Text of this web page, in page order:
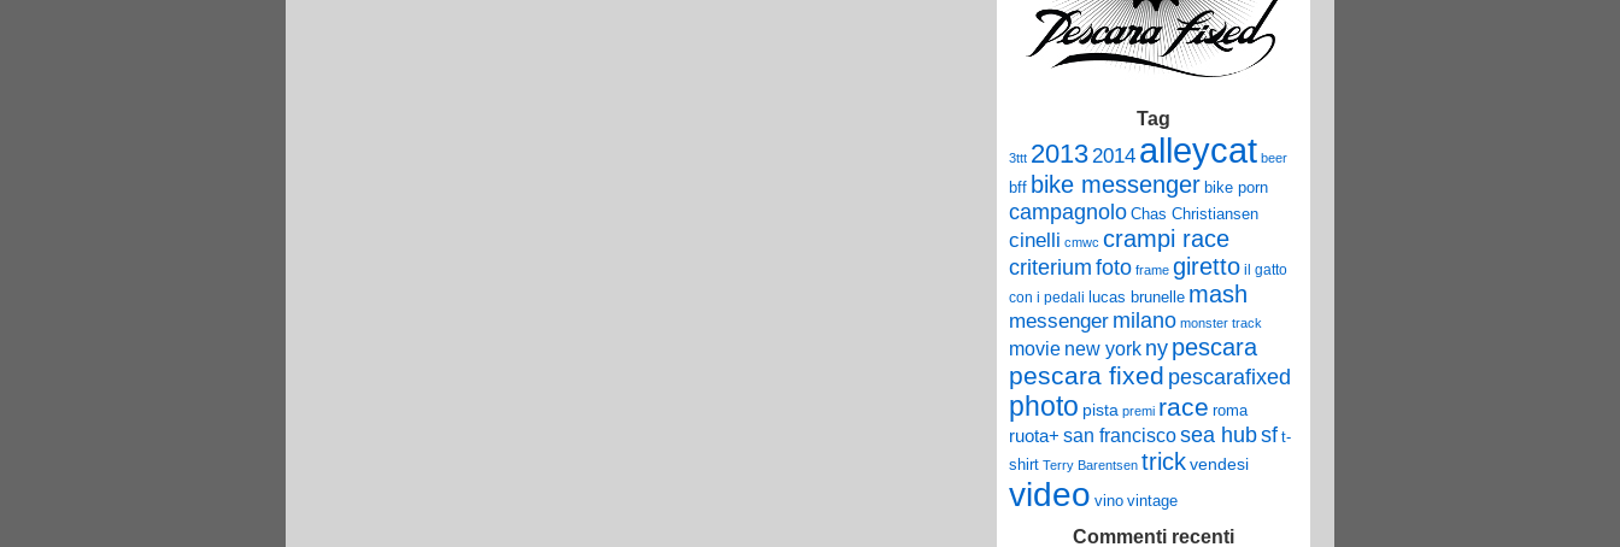
Tag
3ttt 20132014 alleycat beer
bff bike messenger bike porn
campagnolo Chas Christiansen
cinelli cmwc crampi race
criterium foto frame giretto il gatto
con i pedali lucas brunelle mash
messenger milano monster track
movie new york nypescara
pescara fixed pescarafixed
photo pista premi race roma
ruota+ san franciscosea hubsf t-
shirt Terry Barentsen trickvendesi
video vino vintage
Commenti recenti